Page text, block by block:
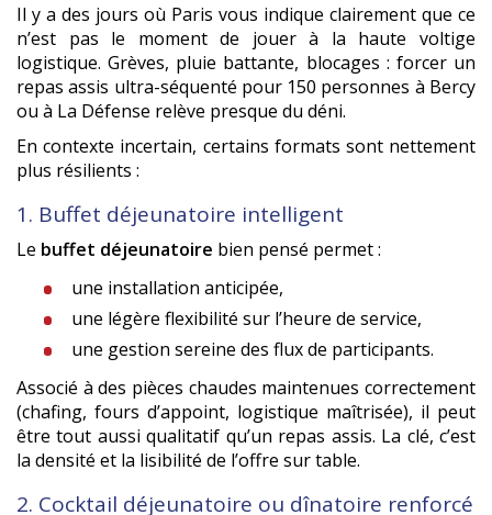
Il y a des jours où Paris vous indique clairement que ce
n’est pas le moment de jouer à la haute voltige
logistique. Grèves, pluie battante, blocages : forcer un
repas assis ultra-séquenté pour 150 personnes à Bercy
ou à La Défense relève presque du déni.
En contexte incertain, certains formats sont nettement
plus résilients :
1. Buffet déjeunatoire intelligent
Le buffet déjeunatoire bien pensé permet :
une installation anticipée,
une légère flexibilité sur l’heure de service,
une gestion sereine des flux de participants.
Associé à des pièces chaudes maintenues correctement
(chafing, fours d’appoint, logistique maîtrisée), il peut
être tout aussi qualitatif qu’un repas assis. La clé, c’est
la densité et la lisibilité de l’offre sur table.
2. Cocktail déjeunatoire ou dînatoire renforcé